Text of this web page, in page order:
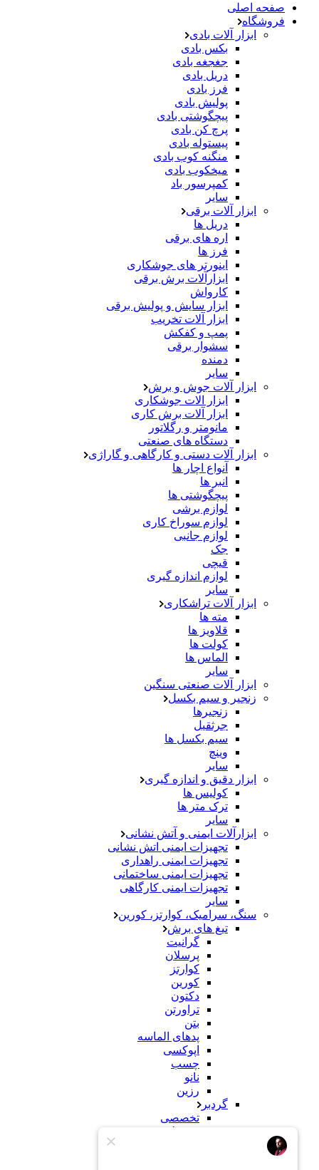
صفحه اصلی
فروشگاه
ابزار آلات بادی
بکس بادی
جغجغه بادی
دریل بادی
فرز بادی
پولیش بادی
پیچگوشتی بادی
پرچ کن بادی
پیستوله بادی
منگنه کوب بادی
میخکوب بادی
کمپرسور باد
سایر
ابزار آلات برقی
دریل ها
اره های برقی
فرز ها
اینورتر های جوشکاری
ابزارآلات برش برقی
کارواش
ابزار سایش و پولیش برقی
ابزار آلات تخریب
پمپ و کفکش
سشوار برقی
دمنده
سایر
ابزار آلات جوش و برش
ابزار الات جوشکاری
ابزار آلات برش کاری
مانومتر و رگلاتور
دستگاه های صنعتی
ابزار آلات دستی و کارگاهی و گاراژی
آنواع اچار ها
انبر ها
پیچگوشتی ها
لوازم برشی
لوازم سوراخ کاری
لوازم جانبی
جک
قیچی
لوازم اندازه گیری
سایر
ابزار آلات تراشکاری
مته ها
قلاویز ها
کولت ها
الماس ها
سایر
ابزار آلات صنعتی سنگین
زنجیر و سیم بکسل
زنجیرها
جرثقیل
سیم بکسل ها
وینچ
سایر
ابزار دقیق و اندازه گیری
کولیس ها
ترک متر ها
سایر
ابزارآلات ایمنی و آتش نشانی
تجهیزات ایمنی اتش نشانی
تجهیزات ایمنی راهداری
تجهیزات ایمنی ساختمانی
تجهیزات ایمنی کارگاهی
سایر
سنگ، سرامیک، کوارتز، کورین
تیغ های برش
گرانیت
پرسلان
کوارتز
کورین
دکتون
تراورتن
بتن
پدهای الماسه
اپوکسی
چسب
نانو
رزین
گردبر
تخصصی
معمولی